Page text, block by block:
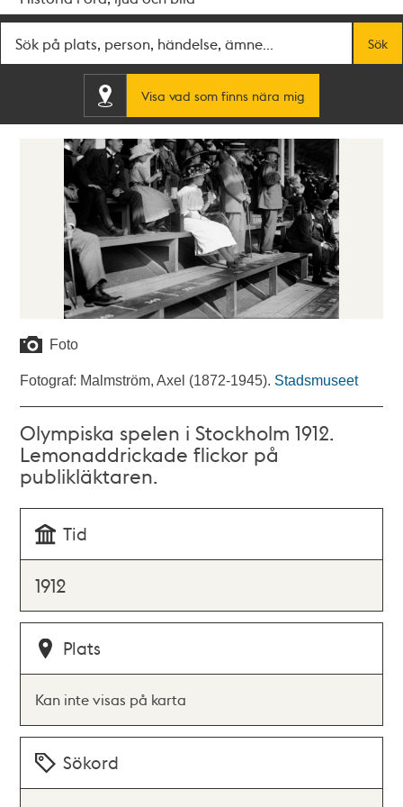
Sök
Visa vad som finns nära mig
Foto
Fotograf: Malmström, Axel (1872-1945). Stadsmuseet
Olympiska spelen i Stockholm 1912.
Lemonaddrickade flickor på
publikläktaren.
Tid
1912
Plats
Kan inte visas på karta
Sökord